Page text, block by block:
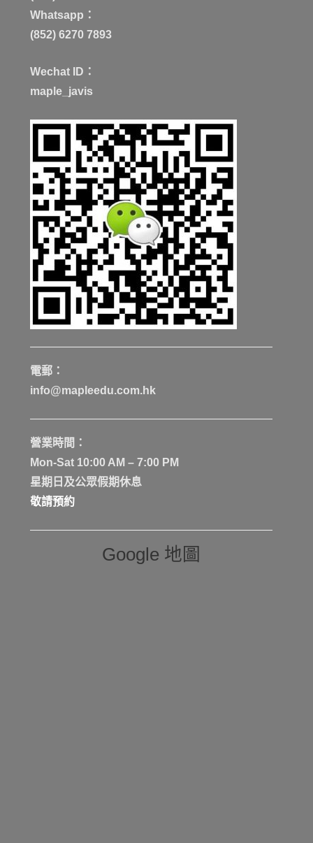
Whatsapp：
(852) 6270 7893
Wechat ID：
maple_javis
電郵：
info@mapleedu.com.hk
營業時間：
Mon-Sat 10:00 AM – 7:00 PM
星期日及公眾假期休息
敬請預約
Google 地圖